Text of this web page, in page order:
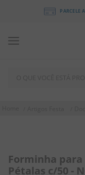
PARCELE
Forminha para
Pétalas c/50 -